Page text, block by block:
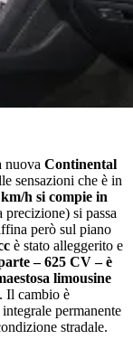
nuova Continental
sensazioni che è in
h si compie in
si passa
però sul piano
è stato alleggerito e
– 625 CV – è
limousine
. Il cambio è
permanente
stradale.